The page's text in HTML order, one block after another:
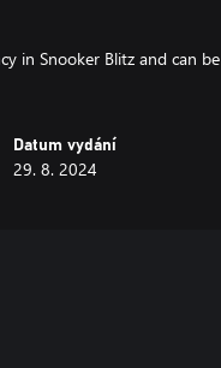
in Snooker Blitz and can be
Datum vydání
29. 8. 2024